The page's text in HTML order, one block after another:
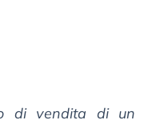
di vendita di un